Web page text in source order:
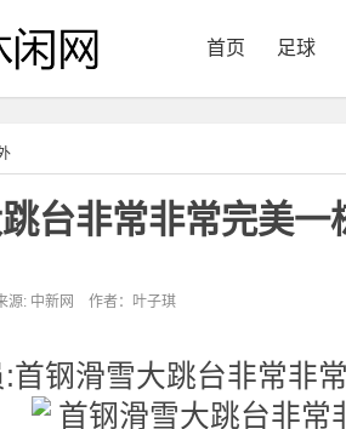
首页 足球
台非常非常完美一
源: 中新网 作者：叶子琪
首钢滑雪大跳台非常非